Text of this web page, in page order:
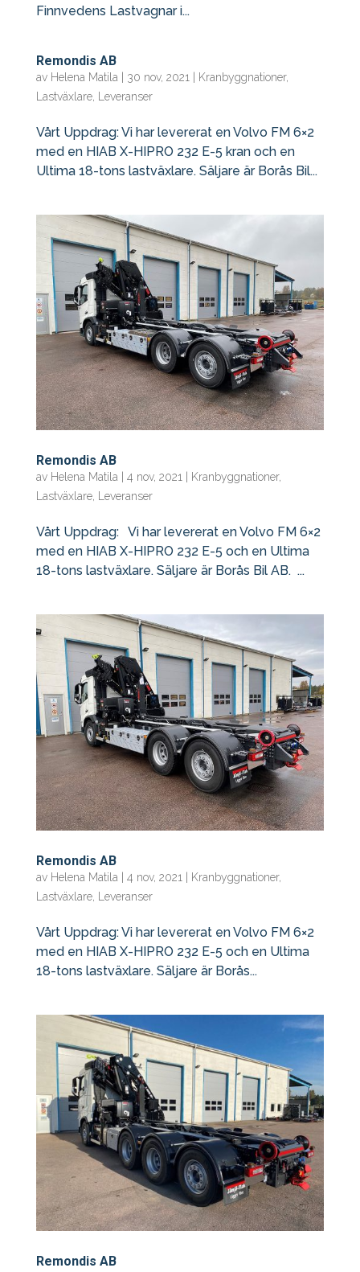
Finnvedens Lastvagnar i...
Remondis AB
av Helena Matila | 30 nov, 2021 | Kranbyggnationer,
Lastväxlare, Leveranser
Vårt Uppdrag: Vi har levererat en Volvo FM 6×2
med en HIAB X-HIPRO 232 E-5 kran och en
Ultima 18-tons lastväxlare. Säljare är Borås Bil...
Remondis AB
av Helena Matila| 4 nov, 2021| Kranbyggnationer,
Lastväxlare, Leveranser
Vårt Uppdrag: Vi har levererat en Volvo FM 6×2
med en HIAB X-HIPRO 232 E-5 och en Ultima
18-tons lastväxlare. Säljare är Borås Bil AB. ...
Remondis AB
av Helena Matila 4 nov, 2021 Kranbyggnationer,
Lastväxlare, Leveranser
Vårt Uppdrag: Vi har levererat en Volvo FM 6×2
med en HIAB X-HIPRO 232 E-5 och en Ultima
18-tons lastväxlare. Säljare är Borås...
Remondis AB